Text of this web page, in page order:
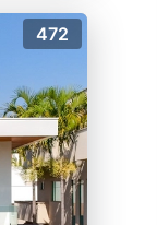
472